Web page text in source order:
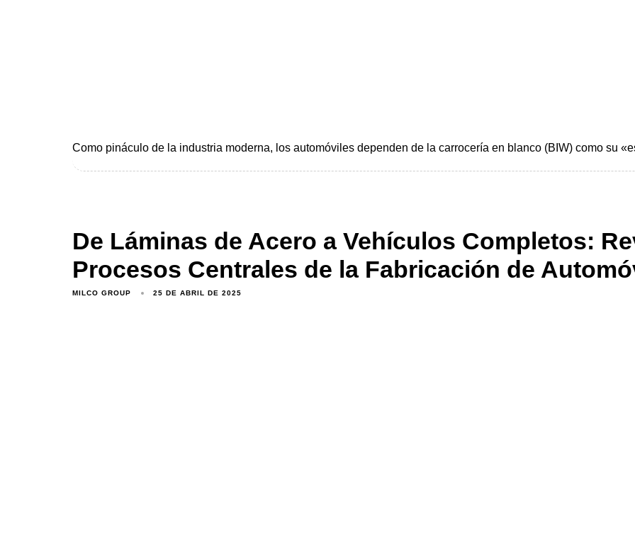
Como pináculo de la industria moderna, los automóviles dependen de la carrocería en blanco (BIW) como su
De Láminas de Acero a Vehículos Completos:
Procesos Centrales de la Fabricación de
MILCO GROUP 25 DE ABRIL DE 2025